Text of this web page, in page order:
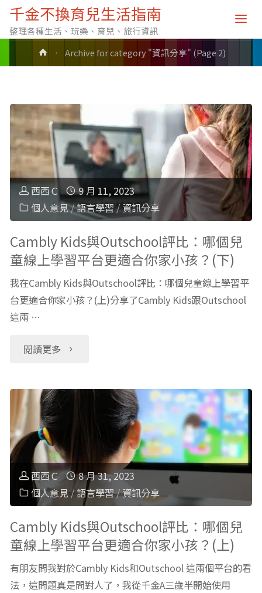
千金不換育兒生活指南
整理各種生活、玩樂、育兒、旅行資訊
分類: 資訊分享
HomeArchive for category "資訊分享" (Page 2)
西西Ｃ
9 月 11, 2023
個人意見/語言學習/資訊分享
Cambly Kids與Outschool評比：哪個兒
童線上學習平台更適合你家小孩？(下)
我在Cambly Kids與Outschool評比：哪個兒童線上學習平
台更適合你家小孩？(上)分享了Cambly Kids跟Outschool
這兩 …
閱讀更多
"Cambly
Outschool
評
比：
個
兒
西西Ｃ
8 月 31, 2023
個人意見 / 語言學習/資訊分享
Cambly Kids與Outschool評比：哪個兒
童線上學習平台更適合你家小孩？(上)
有朋友問我對於Cambly Kids和Outschool 這兩個平台的看
法，這問題真是問對人了，我從千金A三歲半開始使用